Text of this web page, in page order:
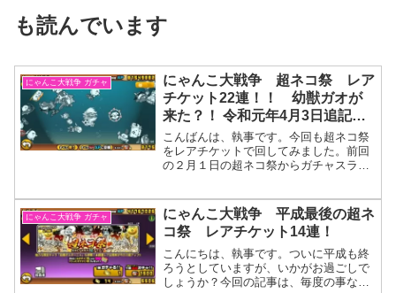
も読んでいます
にゃんこ大戦争 ガチャ
にゃんこ大戦争 超ネコ祭 レア
チケット22連！！ 幼獣ガオが
来た？！ 令和元年4月3日追記あ
り
こんばんは、執事です。今回も超ネコ祭
をレアチケットで回してみました。前回
の２月１日の超ネコ祭からガチャスラン
が、その後の極ネコ祭で運気が上向いて
きているのを実感した...
にゃんこ大戦争 ガチャ
にゃんこ大戦争 平成最後の超ネ
コ祭 レアチケット14連！
こんにちは、執事です。ついに平成も終
ろうとしていますが、いかがお過ごしで
しょうか？今回の記事は、毎度の事なが